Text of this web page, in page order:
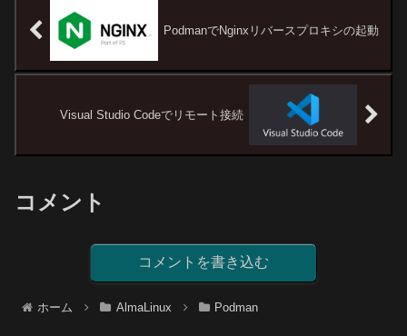
PodmanでNginxリバースプロキシの起動
Visual Studio Codeでリモート接続
コメント
コメントを書き込む
ホーム AlmaLinux Podman